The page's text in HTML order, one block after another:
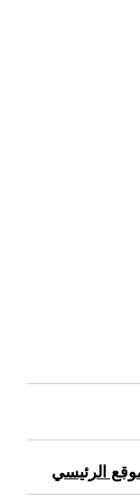
الرئيسي